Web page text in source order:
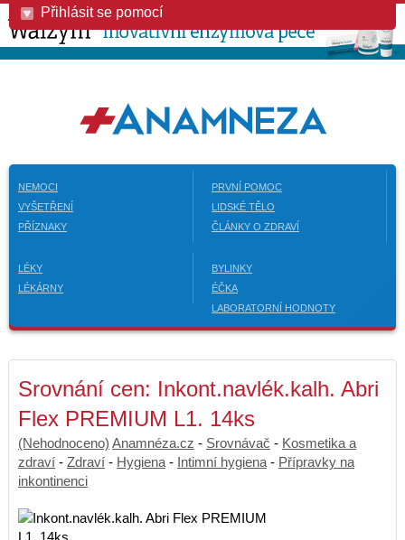
Přihlásit se pomocí
NEMOCI
VYŠETŘENÍ
PŘÍZNAKY
PRVNÍ POMOC
LIDSKÉ TĚLO
ČLÁNKY O ZDRAVÍ
LÉKY
LÉKÁRNY
BYLINKY
ÉČKA
LABORATORNÍ HODNOTY
Srovnání cen: Inkont.navlék.kalh. Abri
Flex PREMIUM L1. 14ks
(Nehodnoceno) Anamnéza.cz - Srovnávač - Kosmetika a
zdraví - Zdraví - Hygiena - Intimní hygiena - Přípravky na
inkontinenci